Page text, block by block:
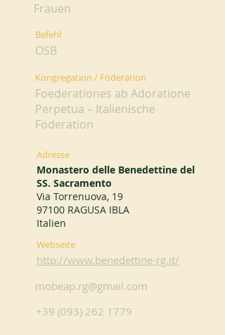
Frauen
Befehl
OSB
Kongregation / Föderation
Foederationes ab Adoratione
Perpetua – Italienische
Föderation
Adresse
Monastero delle Benedettine del
SS. Sacramento
Via Torrenuova, 19
97100 RAGUSA IBLA
Italien
Webseite
http://www.benedettine-rg.it/
mobeap.rg@gmail.com
+39 (093) 262 1779